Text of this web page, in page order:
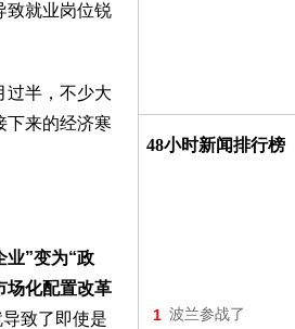
致就业岗位锐
过半，不少大
下来的经济寒
业”变为“政
场化配置改革
导致了即使是
48小时新闻排行榜
1 波兰参战了